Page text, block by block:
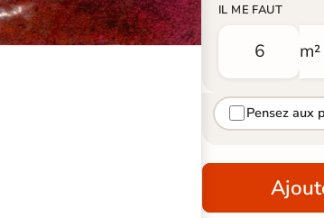
IL ME FAUT
m²
Pensez aux